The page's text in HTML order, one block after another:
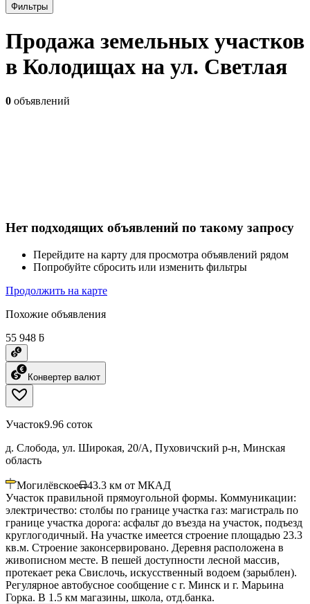
Фильтры
Продажа земельных участков
в Колодищах на ул. Светлая
0 объявлений
Нет подходящих объявлений по такому запросу
Перейдите на карту для просмотра объявлений рядом
Попробуйте сбросить или изменить фильтры
Продолжить на карте
Похожие объявления
55 948 ƃ
Конвертер валют
Участок9.96 соток
д. Слобода, ул. Широкая, 20/А, Пуховичский р-н, Минская
область
Могилёвское 43.3 км от МКАД
Участок правильной прямоугольной формы. Коммуникации:
электричество: столбы по границе участка газ: магистраль по
границе участка дорога: асфальт до въезда на участок, подъезд
круглогодичный. На участке имеется строение площадью 23.3
кв.м. Строение законсервировано. Деревня расположена в
живописном месте. В пешей доступности лесной массив,
протекает река Свислочь, искусственный водоем (зарыблен).
Регулярное автобусное сообщение с г. Минск и г. Марьина
Горка. В 1.5 км магазины, школа, отд.банка.